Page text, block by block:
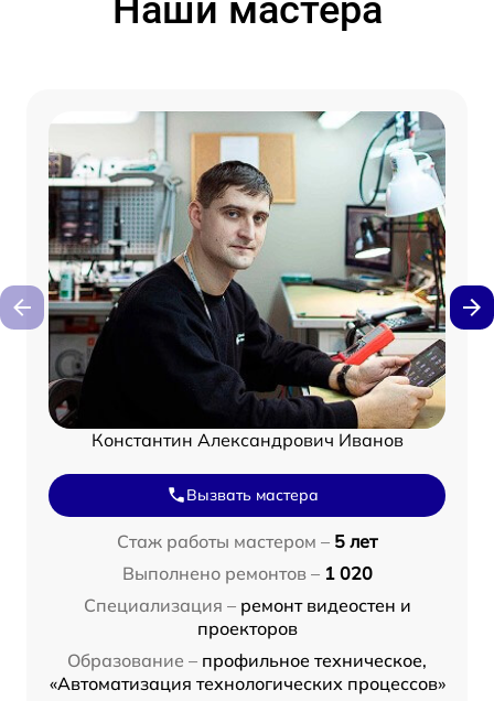
Наши мастера
Константин Александрович Иванов
Вызвать мастера
Стаж работы мастером – 5 лет
Выполнено ремонтов – 1 020
Специализация – ремонт видеостен и
проекторов
Образование – профильное техническое,
«Автоматизация технологических процессов»